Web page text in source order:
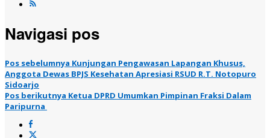
Navigasi pos
Pos sebelumnya Kunjungan Pengawasan Lapangan Khusus,
Anggota Dewas BPJS Kesehatan Apresiasi RSUD R.T. Notopuro
Sidoarjo
Pos berikutnya Ketua DPRD Umumkan Pimpinan Fraksi Dalam
Paripurna